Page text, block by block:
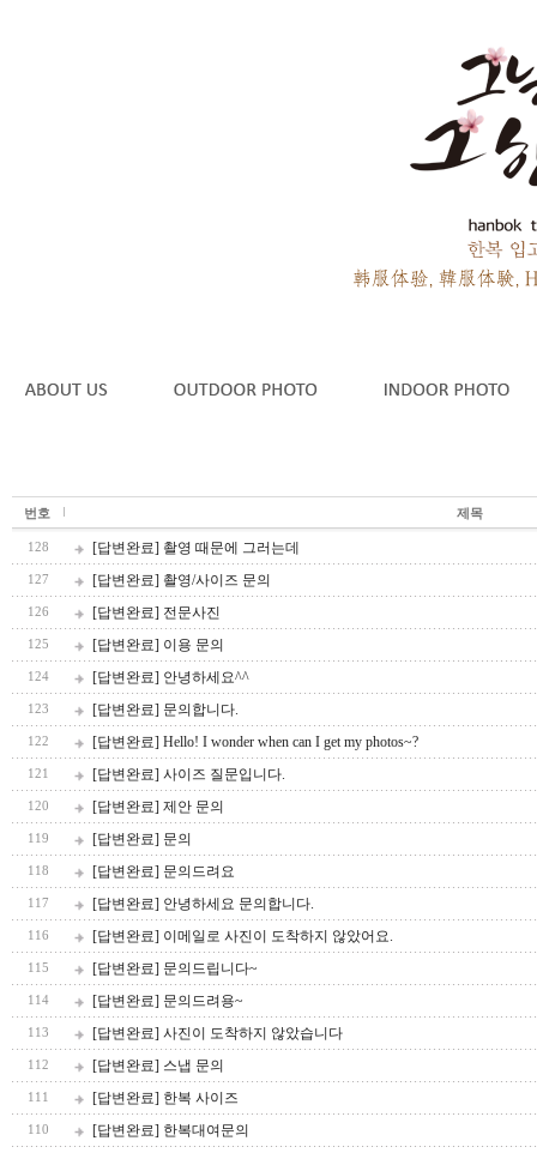
번호 제목
128 [답변완료] 촬영 때문에 그러는데
127 [답변완료] 촬영/사이즈 문의
126 [답변완료] 전문사진
125 [답변완료] 이용 문의
124 [답변완료] 안녕하세요^^
123 [답변완료] 문의합니다.
122 [답변완료] Hello! I wonder when can I get my photos~?
121 [답변완료] 사이즈 질문입니다.
120 [답변완료] 제안 문의
119 [답변완료] 문의
118 [답변완료] 문의드려요
117 [답변완료] 안녕하세요 문의합니다.
116 [답변완료] 이메일로 사진이 도착하지 않았어요.
115 [답변완료] 문의드립니다~
114 [답변완료] 문의드려용~
113 [답변완료] 사진이 도착하지 않았습니다
112 [답변완료] 스냅 문의
111 [답변완료] 한복 사이즈
110 [답변완료] 한복대여문의